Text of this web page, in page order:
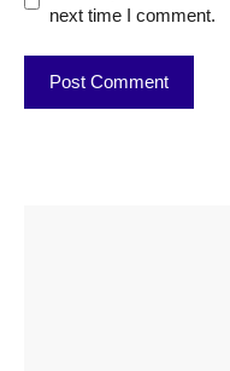
next time I comment.